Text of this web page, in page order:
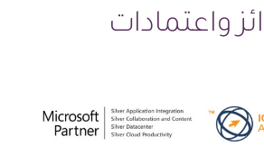
واعتمادات